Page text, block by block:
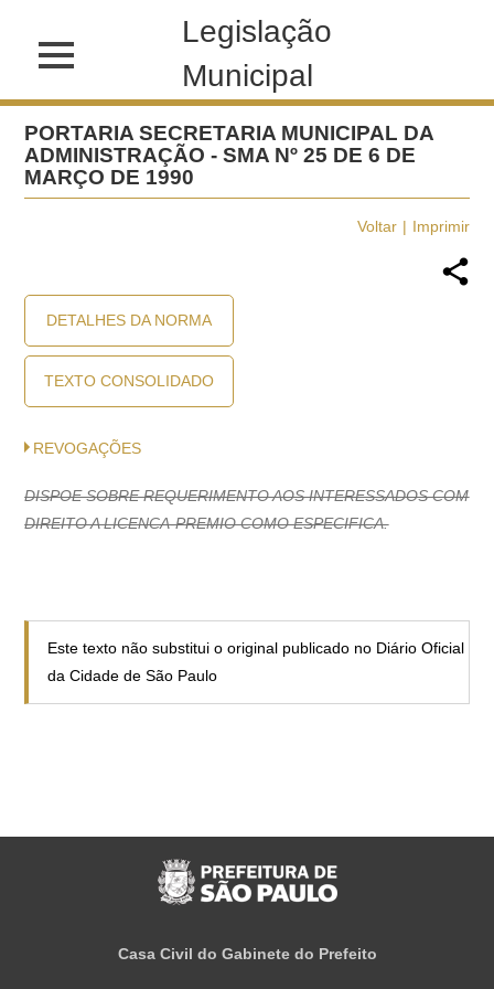
Legislação
Municipal
PORTARIA SECRETARIA MUNICIPAL DA
ADMINISTRAÇÃO - SMA Nº 25 DE 6 DE
MARÇO DE 1990
Voltar Imprimir
DETALHES DA NORMA
TEXTO CONSOLIDADO
REVOGAÇÕES
DISPOE SOBRE REQUERIMENTO AOS INTERESSADOS COM
DIREITO A LICENCA-PREMIO COMO ESPECIFICA.
Este texto não substitui o original publicado no Diário Oficial
da Cidade de São Paulo
Casa Civil do Gabinete do Prefeito